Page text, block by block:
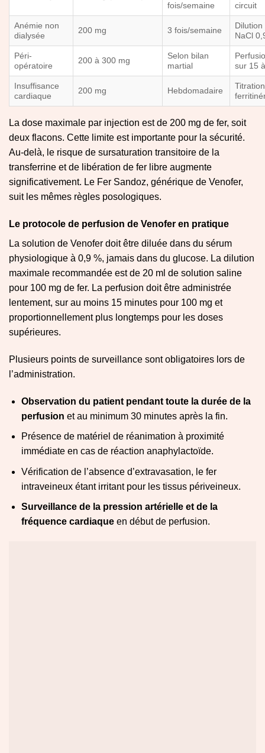
fois/semaine
circuit
Anémie non
dialysée
200 mg 3 fois/semaine
Dilution
NaCl
Péri-
opératoire
200 à 300 mg
Selon bilan
martial
sur 15
Insuffisance
cardiaque
200 mg Hebdomadaire
La dose maximale par injection est de 200 mg de fer, soit
deux flacons. Cette limite est importante pour la sécurité.
Au-delà, le risque de sursaturation transitoire de la
transferrine et de libération de fer libre augmente
significativement. Le Fer Sandoz, générique de Venofer,
suit les mêmes règles posologiques.
Le protocole de perfusion de Venofer en pratique
La solution de Venofer doit être diluée dans du sérum
physiologique à 0,9 %, jamais dans du glucose. La dilution
maximale recommandée est de 20 ml de solution saline
pour 100 mg de fer. La perfusion doit être administrée
lentement, sur au moins 15 minutes pour 100 mg et
proportionnellement plus longtemps pour les doses
supérieures.
Plusieurs points de surveillance sont obligatoires lors de
l’administration.
Observation du patient pendant toute la durée de la
perfusion et au minimum 30 minutes après la fin.
Présence de matériel de réanimation à proximité
immédiate en cas de réaction anaphylactoïde.
Vérification de l’absence d’extravasation, le fer
intraveineux étant irritant pour les tissus périveineux.
Surveillance de la pression artérielle et de la
fréquence cardiaqueen début de perfusion.